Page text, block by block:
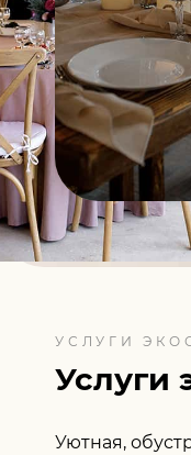
УСЛУГИ
Услуги
Уютная,